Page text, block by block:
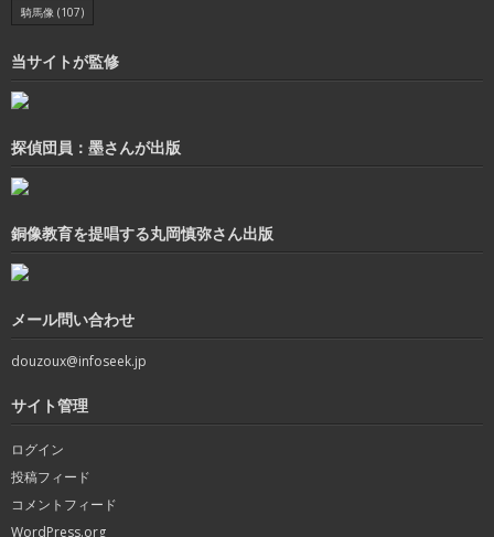
騎馬像 (107)
当サイトが監修
探偵団員：墨さんが出版
銅像教育を提唱する丸岡慎弥さん出版
メール問い合わせ
douzoux@infoseek.jp
サイト管理
ログイン
投稿フィード
コメントフィード
WordPress.org